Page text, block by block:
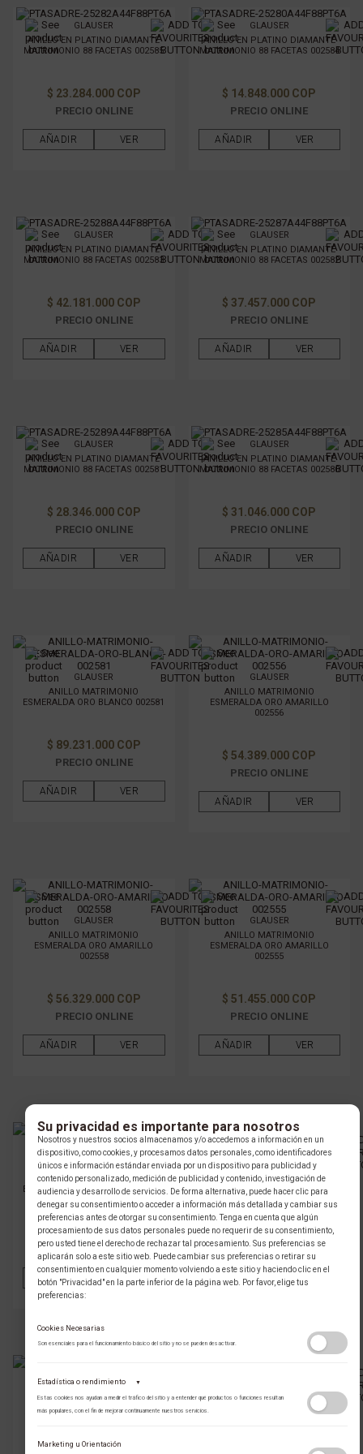
GLAUSER
ANILLO EN PLATINO DIAMANTE
MATRIMONIO 88 FACETAS 002585
$ 23.284.000 COP
PRECIO ONLINE
AÑADIR VER
GLAUSER
ANILLO EN PLATINO DIAMANTE
MATRIMONIO 88 FACETAS 002584
$ 14.848.000 COP
PRECIO ONLINE
AÑADIR VER
GLAUSER
ANILLO EN PLATINO DIAMANTE
MATRIMONIO 88 FACETAS 002583
$ 42.181.000 COP
PRECIO ONLINE
AÑADIR VER
GLAUSER
ANILLO EN PLATINO DIAMANTE
MATRIMONIO 88 FACETAS 002582
$ 37.457.000 COP
PRECIO ONLINE
AÑADIR VER
GLAUSER
ANILLO EN PLATINO DIAMANTE
MATRIMONIO 88 FACETAS 002581
$ 28.346.000 COP
PRECIO ONLINE
AÑADIR VER
GLAUSER
ANILLO EN PLATINO DIAMANTE
MATRIMONIO 88 FACETAS 002580
$ 31.046.000 COP
PRECIO ONLINE
AÑADIR VER
GLAUSER
ANILLO MATRIMONIO
ESMERALDA ORO BLANCO 002581
$ 89.231.000 COP
PRECIO ONLINE
AÑADIR VER
GLAUSER
ANILLO MATRIMONIO
ESMERALDA ORO AMARILLO
002556
$ 54.389.000 COP
PRECIO ONLINE
AÑADIR VER
GLAUSER
ANILLO MATRIMONIO
ESMERALDA ORO AMARILLO
002558
$ 56.329.000 COP
PRECIO ONLINE
AÑADIR VER
GLAUSER
ANILLO MATRIMONIO
ESMERALDA ORO AMARILLO
002555
$ 51.455.000 COP
PRECIO ONLINE
AÑADIR VER
GLAUSER
ANILLO MATRIMONIO
ESMERALDA ORO BLANCO 002554
$ 69.844.000 COP
PRECIO ONLINE
AÑADIR VER
GLAUSER
ANILLO MATRIMONIO DIAMANTE
ORO AMARILLO 002359
$ 5.078.000 COP
PRECIO ONLINE
AÑADIR VER
GLAUSER
ANILLO MATRIMONIO DIAMANTE
GLAUSER
ANILLO MATRIMONIO DIAMANTE
Su privacidad es importante para nosotros
Nosotros y nuestros socios almacenamos y/o accedemos a información en un
dispositivo, como cookies, y procesamos datos personales, como identificadores
únicos e información estándar enviada por un dispositivo para publicidad y
contenido personalizado, medición de publicidad y contenido, investigación de
audiencia y desarrollo de servicios. De forma alternativa, puede hacer clic para
denegar su consentimiento o acceder a información más detallada y cambiar sus
preferencias antes de otorgar su consentimiento. Tenga en cuenta que algún
procesamiento de sus datos personales puede no requerir de su consentimiento,
pero usted tiene el derecho de rechazar tal procesamiento. Sus preferencias se
aplicarán solo a este sitio web. Puede cambiar sus preferencias o retirar su
consentimiento en cualquier momento volviendo a este sitio y haciendo clic en el
botón "Privacidad" en la parte inferior de la página web. Por favor, elige tus
preferencias:
Cookies Necesarias
Son esenciales para el funcionamiento básico del sitio y no se pueden desactivar.
Estadística o rendimiento ▼
Estas cookies nos ayudan a medir el tráfico del sitio y a entender qué productos o funciones resultan
más populares, con el fin de mejorar continuamente nuestros servicios.
Marketing u Orientación